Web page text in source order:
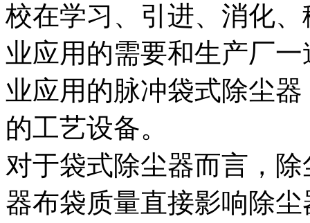
校在学习、引进、消化
业应用的需要和生产厂
业应用的脉冲袋式除尘
的工艺设备。
对于袋式除尘器而言，
器布袋质量直接影响除